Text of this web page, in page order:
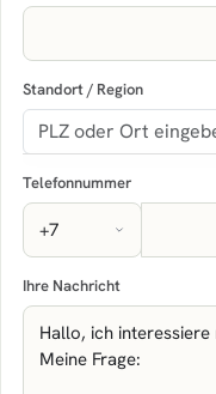
Standort / Region
Telefonnummer
Ihre Nachricht